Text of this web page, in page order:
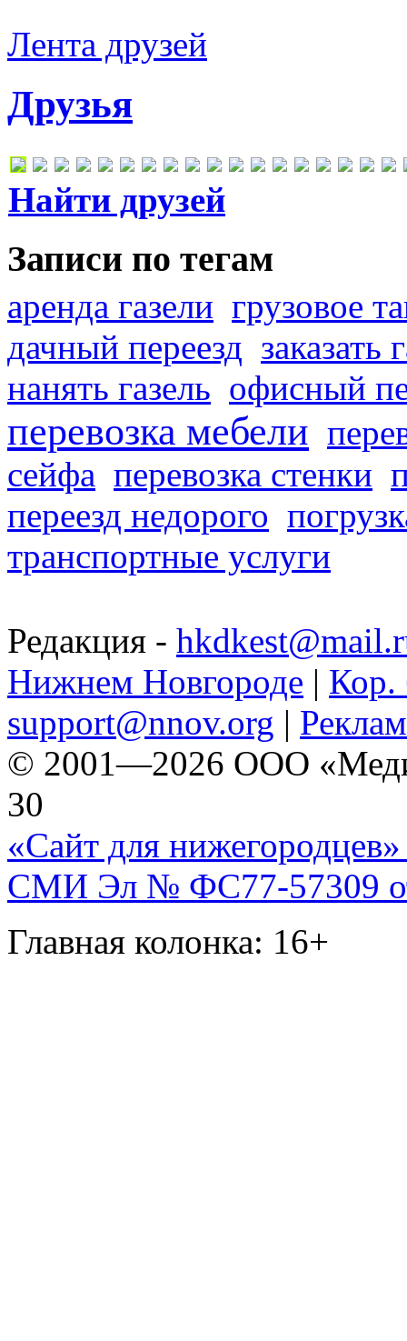
Лента друзей
Друзья
Найти друзей
Записи по тегам
аренда газели грузовое
дачный переезд заказать
нанять газель офисный
перевозка мебели
сейфа перевозка стенки
переезд недорого
транспортные услуги
Редакция -
Нижнем Новгороде | Кор.
support@nnov.org |
© 2001—2026 ООО
30
«Сайт для нижегородцев»
СМИ Эл № ФС77-57309
Главная колонка: 16+